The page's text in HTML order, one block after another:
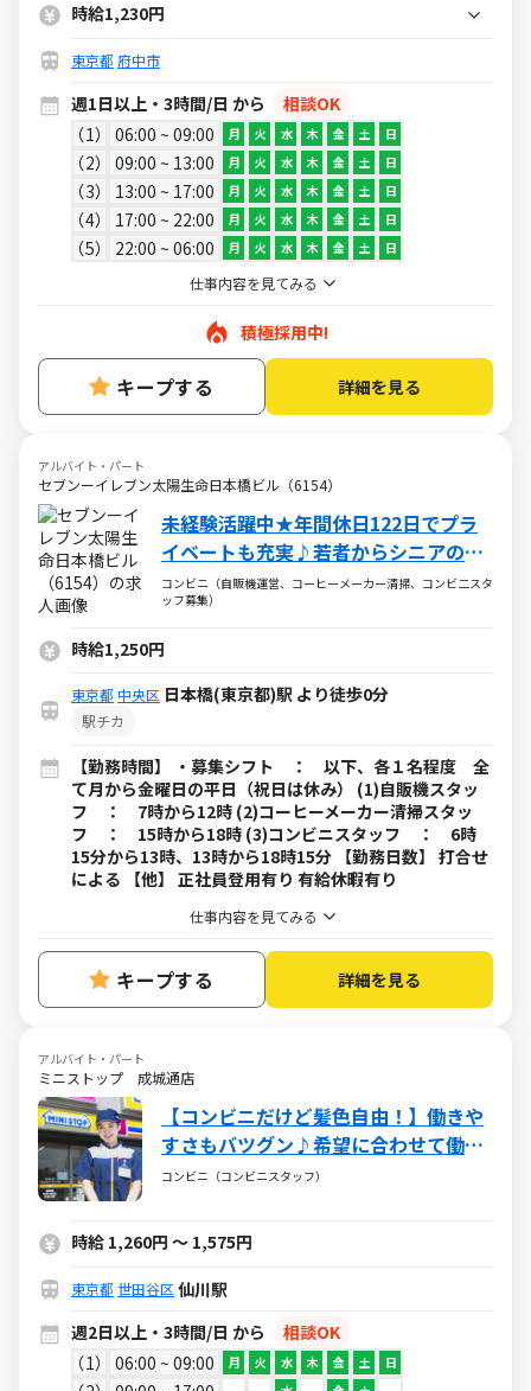
時給1,230円
東京都 府中市
週1日以上・3時間/日 から
相談OK
1
06:00 ~ 09:00 月 火 水 木 金 土 日
2 09:00 ~ 13:00 月 火 水 木 金 土 日
3 13:00 ~ 17:00 月 火 水 木 金 土 日
4 17:00 ~ 22:00 月 火 水 木 金 土 日
5 22:00 ~ 06:00 月 火 水 木 金 土 日
仕事内容を見てみる
積極採用中!
キープする 詳細を見る
アルバイト・パート
セブンーイレブン太陽生命日本橋ビル（6154）
未経験活躍中★年間休日122日でプラ
イベートも充実♪若者からシニアの方
まで幅広く活躍中
コンビニ（自販機運営、コーヒーメーカー清掃、コンビ二スタ
ッフ募集）
時給1,250円
東京都 中央区 日本橋(東京都)駅 より徒歩0分
駅チカ
【勤務時間】 ・募集シフト ： 以下、各１名程度 全
て月から金曜日の平日（祝日は休み） (1)自販機スタッ
フ ： 7時から12時 (2)コーヒーメーカー清掃スタッ
フ ： 15時から18時 (3)コンビニスタッフ ： 6時
15分から13時、13時から18時15分 【勤務日数】 打合せ
による 【他】 正社員登用有り 有給休暇有り
仕事内容を見てみる
キープする 詳細を見る
アルバイト・パート
ミニストップ 成城通店
【コンビニだけど髪色自由！】働きや
すさもバツグン♪希望に合わせて働け
るミニストップ☆バイトデビューも大
コンビニ（コンビニスタッフ）
時給 1,260円 ～ 1,575円
東京都 世田谷区 仙川駅
週2日以上・3時間/日 から
相談OK
1
06:00 ~ 09:00 月 火 水 木 金 土 日